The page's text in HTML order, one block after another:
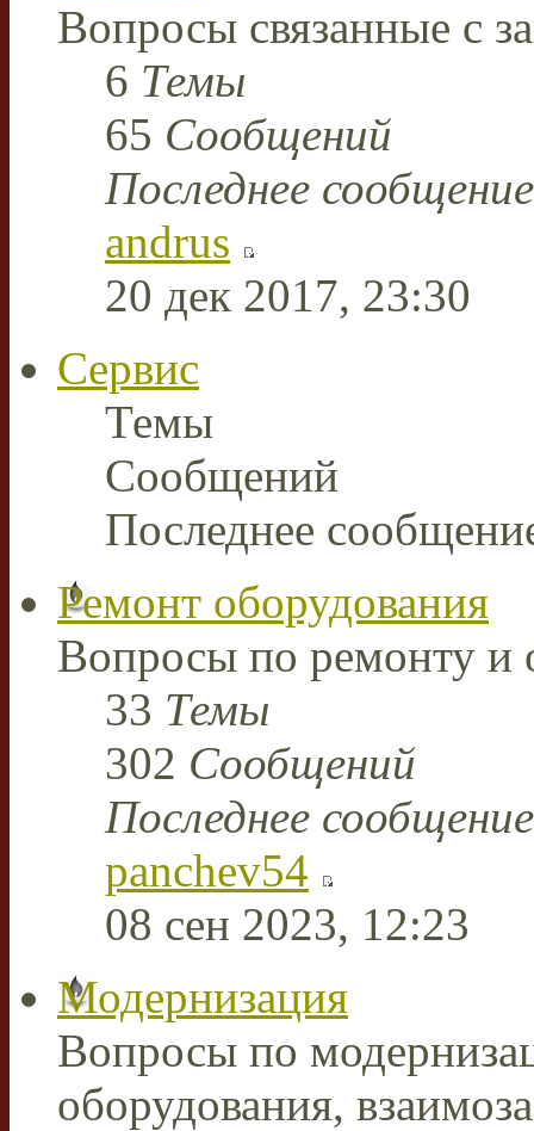
Вопросы связанные с
6 Темы
65 Сообщений
Последнее сообщение
andrus
20 дек 2017, 23:30
Сервис
Темы
Сообщений
Последнее
Ремонт оборудования
Вопросы по ремонту и
33 Темы
302 Сообщений
Последнее сообщение
panchev54
08 сен 2023, 12:23
Модернизация
Вопросы по
оборудования,